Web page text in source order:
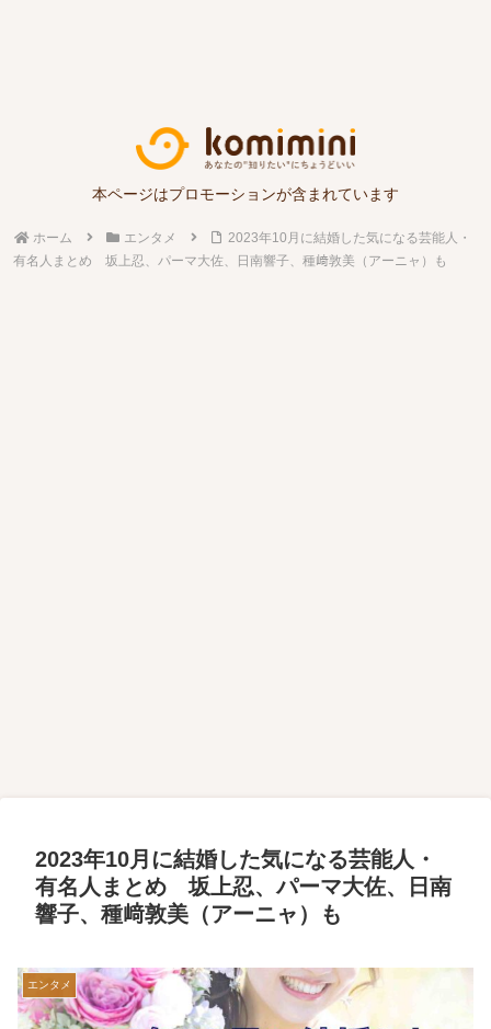
本ページはプロモーションが含まれています
ホーム エンタメ
2023年10月に結婚した気になる芸能人・
有名人まとめ 坂上忍、パーマ大佐、日南響子、種﨑敦美（アーニャ）も
2023年10月に結婚した気になる芸能人・
有名人まとめ 坂上忍、パーマ大佐、日南
響子、種﨑敦美（アーニャ）も
エンタメ